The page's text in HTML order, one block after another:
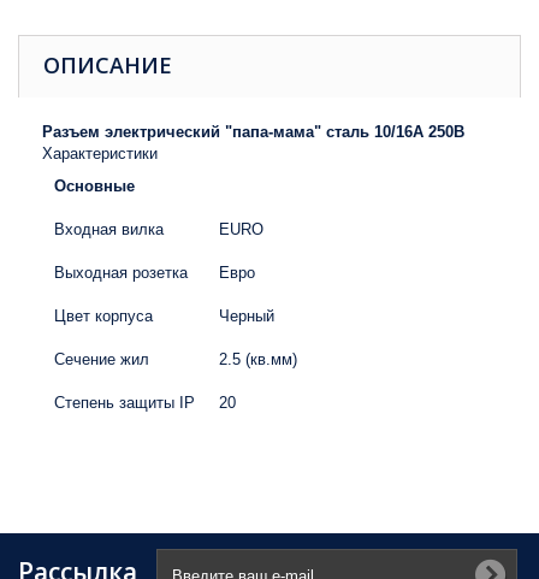
ОПИСАНИЕ
Разъем электрический "папа-мама" сталь 10/16А 250В
Характеристики
Основные
Входная вилка ЕURO
Выходная розетка Евро
Цвет корпуса Черный
Сечение жил 2.5 (кв.мм)
Степень защиты IP 20
Рассылка